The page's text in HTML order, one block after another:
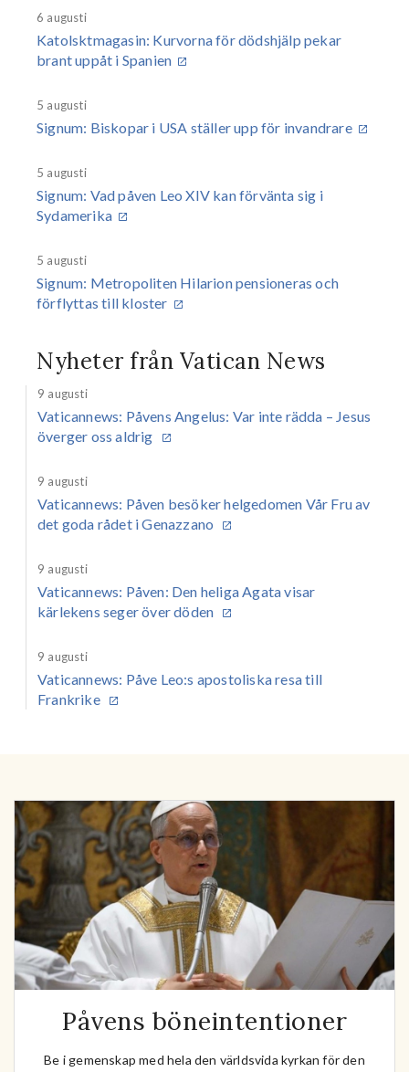
6 augusti
Katolsktmagasin: Kurvorna för dödshjälp pekar
brant uppåt i Spanien
5 augusti
Signum: Biskopar i USA ställer upp för invandrare
5 augusti
Signum: Vad påven Leo XIV kan förvänta sig i
Sydamerika
5 augusti
Signum: Metropoliten Hilarion pensioneras och
förflyttas till kloster
Nyheter från Vatican News
9 augusti
Vaticannews: Påvens Angelus: Var inte rädda – Jesus
överger oss aldrig
9 augusti
Vaticannews: Påven besöker helgedomen Vår Fru av
det goda rådet i Genazzano
9 augusti
Vaticannews: Påven: Den heliga Agata visar
kärlekens seger över döden
9 augusti
Vaticannews: Påve Leo:s apostoliska resa till
Frankrike
Påvens böneintentioner
Be i gemenskap med hela den världsvida kyrkan för den